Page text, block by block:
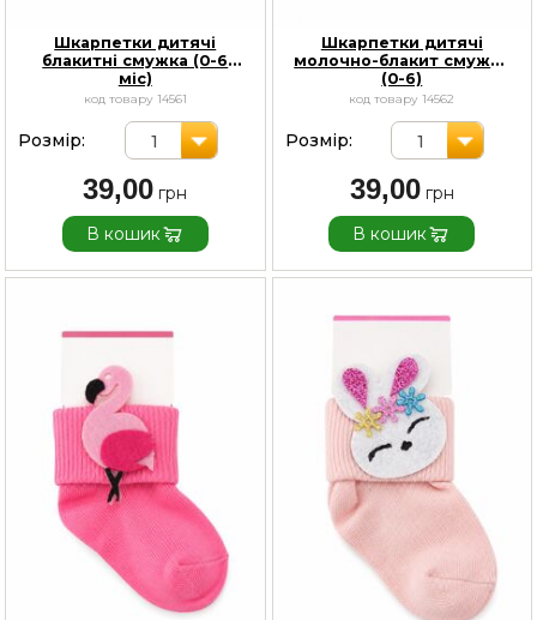
Шкарпетки дитячі
блакитні смужка (0-6
міс)
код товару 14561
Розмір: 1
39,00
В кошик
Шкарпетки дитячі
молочно-блакит смужка
(0-6)
код товару 14562
Розмір: 1
39,00
В кошик